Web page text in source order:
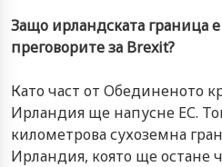
Защо ирландската граница
преговорите за Brexit?
Като част от Обединеното
Ирландия ще напусне ЕС.
километрова сухоземна
Ирландия, която ще остане